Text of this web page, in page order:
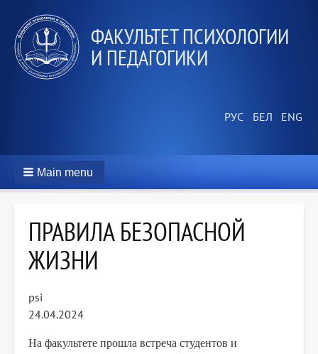
ФАКУЛЬТЕТ ПСИХОЛОГИИ
И ПЕДАГОГИКИ
Main menu
ПРАВИЛА БЕЗОПАСНОЙ
ЖИЗНИ
psi
24.04.2024
На факультете прошла встреча студентов и